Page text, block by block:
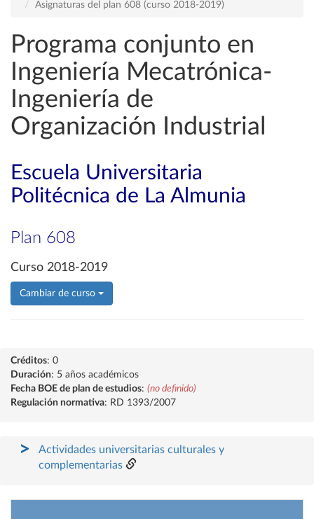
Asignaturas del plan 608 (curso 2018-2019)
Programa conjunto en
Ingeniería Mecatrónica-
Ingeniería de
Organización Industrial
Escuela Universitaria
Politécnica de La Almunia
Plan 608
Curso 2018-2019
Cambiar de curso
Créditos: 0
Duración: 5 años académicos
Fecha BOE de plan de estudios: (no definido)
Regulación normativa: RD 1393/2007
Actividades universitarias culturales y
complementarias